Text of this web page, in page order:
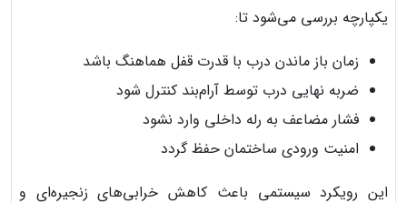
یکپارچه بررسی می‌شود تا:
زمان باز ماندن درب با قدرت قفل هماهنگ باشد
ضربه نهایی درب توسط آرام‌بند کنترل شود
فشار مضاعف به رله داخلی وارد نشود
امنیت ورودی ساختمان حفظ گردد
این رویکرد سیستمی باعث کاهش خرابی‌های زنجیره‌ای و